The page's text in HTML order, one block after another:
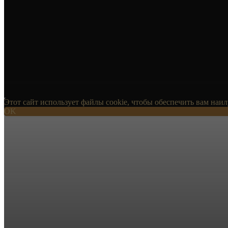
Этот сайт использует файлы cookie, чтобы обеспечить вам
OK